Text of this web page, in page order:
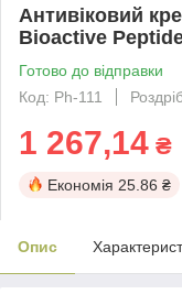
Антивіковий
Bioactive
Готово до відправки
Код: Ph-111
1 267,14 ₴
Економія 25.86 ₴
Опис